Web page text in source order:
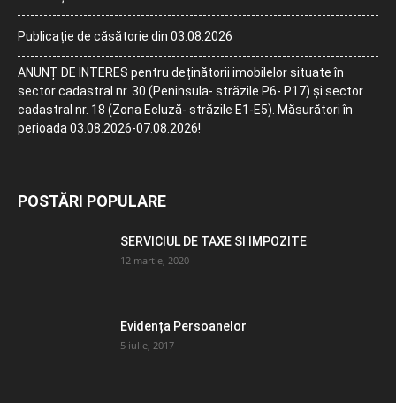
Publicație de căsătorie din 03.08.2026
ANUNȚ DE INTERES pentru deținătorii imobilelor situate în
sector cadastral nr. 30 (Peninsula- străzile P6- P17) și sector
cadastral nr. 18 (Zona Ecluză- străzile E1-E5). Măsurători în
perioada 03.08.2026-07.08.2026!
POSTĂRI POPULARE
SERVICIUL DE TAXE SI IMPOZITE
12 martie, 2020
Evidența Persoanelor
5 iulie, 2017